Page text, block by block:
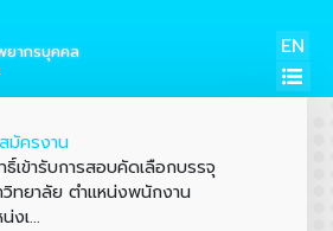
ยากรบุคคล EN
มัครงาน
เข้ารับการสอบคัดเลือกบรรจุ
ทยาลัย ตำแหน่งพนักงาน
งเ...